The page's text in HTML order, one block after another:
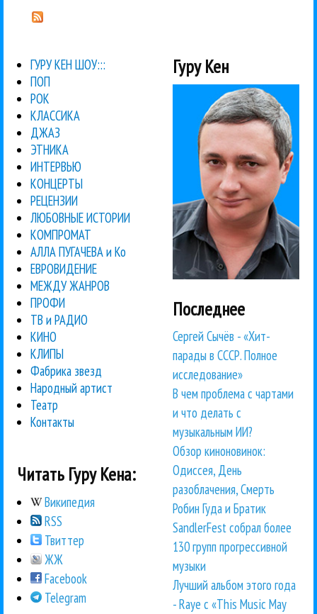
ГУРУ КЕН ШОУ:::
ПОП
РОК
КЛАССИКА
ДЖАЗ
ЭТНИКА
ИНТЕРВЬЮ
КОНЦЕРТЫ
РЕЦЕНЗИИ
ЛЮБОВНЫЕ ИСТОРИИ
КОМПРОМАТ
АЛЛА ПУГАЧЕВА и Ко
ЕВРОВИДЕНИЕ
МЕЖДУ ЖАНРОВ
ПРОФИ
ТВ и РАДИО
КИНО
КЛИПЫ
Фабрика звезд
Народный артист
Театр
Контакты
Читать Гуру Кена:
Википедия
RSS
Твиттер
ЖЖ
Facebook
Telegram
Гуру Кен
Последнее
Сергей Сычёв - «Хит-
парады в СССР. Полное
исследование»
В чем проблема с чартами
и что делать с
музыкальным ИИ?
Обзор киноновинок:
Одиссея, День
разоблачения, Смерть
Робин Гуда и Братик
SandlerFest собрал более
130 групп прогрессивной
музыки
Лучший альбом этого года
- Raye с «This Music May